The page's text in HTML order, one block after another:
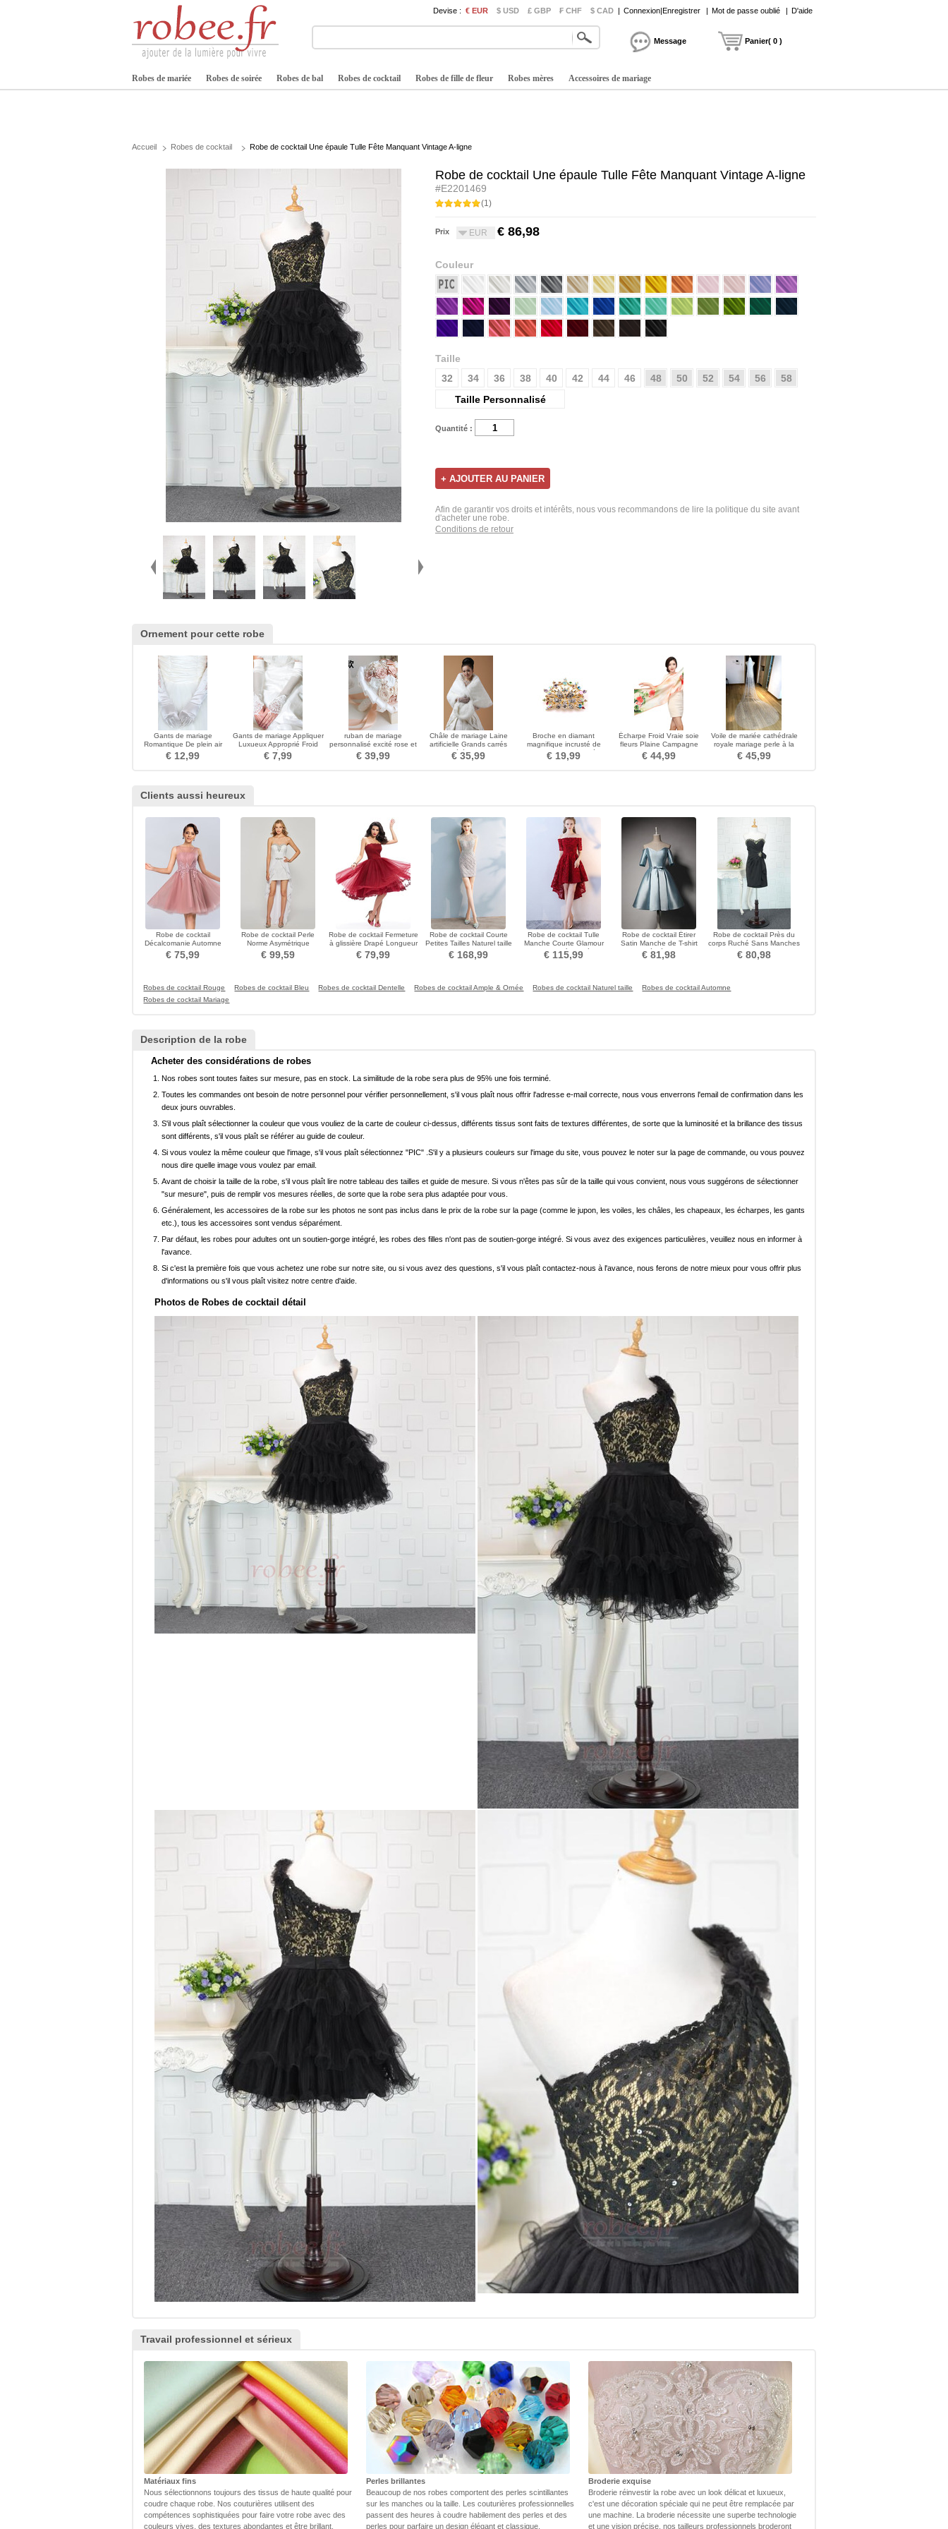
Devise : € EUR $ USD £ GBP ₣ CHF $ CAD | Connexion|Enregistrer | Mot de passe oublié | D'aide
Message Panier( 0 )
Robes de mariée Robes de soirée Robes de bal Robes de cocktail Robes de fille de fleur Robes mères Accessoires de mariage
Accueil Robes de cocktail Robe de cocktail Une épaule Tulle Fête Manquant Vintage A-ligne
Robe de cocktail Une épaule Tulle Fête Manquant Vintage A-ligne
#E2201469
(1)
Prix EUR € 86,98
Couleur
Taille
32
34 36 38 40 42 44 46 48 50 52 54 56
58
Taille Personnalisé
Quantité :
Afin de garantir vos droits et intérêts, nous vous recommandons de lire la politique du site avant
d'acheter une robe.
Conditions de retour
Ornement pour cette robe
Gants de mariage
Romantique De plein air
Dentelle Doigt entier
€ 12,99
Gants de mariage Appliquer
Luxueux Approprié Froid
Ivoire Cérémonie
€ 7,99
ruban de mariage
personnalisé excité rose et
pour les filles ou demoiselle
d'honneur
€ 39,99
Châle de mariage Laine
artificielle Grands carrés
Cérémonial
€ 35,99
Broche en diamant
magnifique incrusté de
diamants de qualité
supérieure Phoenix
€ 19,99
Écharpe Froid Vraie soie
fleurs Plaine Campagne
Vaporiser la fleur
€ 44,99
Voile de mariée cathédrale
royale mariage perle à la
main voile
€ 45,99
Clients aussi heureux
Robe de cocktail
Décalcomanie Automne
Ballon A-ligne Luxueux
€ 75,99
Robe de cocktail Perle
Norme Asymétrique
Printemps Dos nu Dentelle
€ 99,59
Robe de cocktail Fermeture
à glissière Drapé Longueur
de genou
€ 79,99
Robe de cocktail Courte
Petites Tailles Naturel taille
Perle
€ 168,99
Robe de cocktail Tulle
Manche Courte Glamour
Fermeture à glissière
€ 115,99
Robe de cocktail Étirer
Satin Manche de T-shirt
Rosée épaule
€ 81,98
Robe de cocktail Près du
corps Ruché Sans Manches
Moderne Festin
€ 80,98
Robes de cocktail Rouge Robes de cocktail Bleu Robes de cocktail Dentelle Robes de cocktail Ample & Ornée Robes de cocktail Naturel taille
Robes de cocktail Automne
Robes de cocktail Mariage
Description de la robe
Acheter des considérations de robes
Nos robes sont toutes faites sur mesure, pas en stock. La similitude de la robe sera plus de 95% une fois terminé.
Toutes les commandes ont besoin de notre personnel pour vérifier personnellement, s'il vous plaît nous offrir l'adresse e-mail correcte, nous vous enverrons l'email de confirmation dans les
deux jours ouvrables.
S'il vous plaît sélectionner la couleur que vous vouliez de la carte de couleur ci-dessus, différents tissus sont faits de textures différentes, de sorte que la luminosité et la brillance des tissus
sont différents, s'il vous plaît se référer au guide de couleur.
Si vous voulez la même couleur que l'image, s'il vous plaît sélectionnez "PIC" .S'il y a plusieurs couleurs sur l'image du site, vous pouvez le noter sur la page de commande, ou vous pouvez
nous dire quelle image vous voulez par email.
Avant de choisir la taille de la robe, s'il vous plaît lire notre tableau des tailles et guide de mesure. Si vous n'êtes pas sûr de la taille qui vous convient, nous vous suggérons de sélectionner
"sur mesure", puis de remplir vos mesures réelles, de sorte que la robe sera plus adaptée pour vous.
Généralement, les accessoires de la robe sur les photos ne sont pas inclus dans le prix de la robe sur la page (comme le jupon, les voiles, les châles, les chapeaux, les écharpes, les gants
etc.), tous les accessoires sont vendus séparément.
Par défaut, les robes pour adultes ont un soutien-gorge intégré, les robes des filles n'ont pas de soutien-gorge intégré. Si vous avez des exigences particulières, veuillez nous en informer à
l'avance.
Si c'est la première fois que vous achetez une robe sur notre site, ou si vous avez des questions, s'il vous plaît contactez-nous à l'avance, nous ferons de notre mieux pour vous offrir plus
d'informations ou s'il vous plaît visitez notre centre d'aide.
Photos de Robes de cocktail détail
Travail professionnel et sérieux
Matériaux fins
Nous sélectionnons toujours des tissus de haute qualité pour
coudre chaque robe. Nos couturières utilisent des
compétences sophistiquées pour faire votre robe avec des
couleurs vives, des textures abondantes et être brillant.
Perles brillantes
Beaucoup de nos robes comportent des perles scintillantes
sur les manches ou la taille. Les couturières professionnelles
passent des heures à coudre habilement des perles et des
perles pour parfaire un design élégant et classique.
Broderie exquise
Broderie réinvestir la robe avec un look délicat et luxueux,
c'est une décoration spéciale qui ne peut être remplacée par
une machine. La broderie nécessite une superbe technologie
et une vision précise, nos tailleurs professionnels broderont